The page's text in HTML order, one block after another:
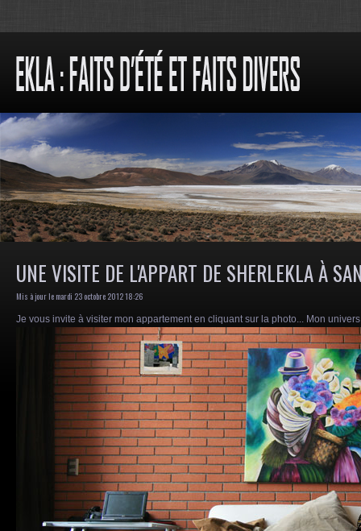
UNE VISITE DE L'APPART DE SHERLEKLA À
Mis à jour le mardi 23 octobre 2012 18:26
Je vous invite à visiter mon appartement en cliquant sur la photo... Mon